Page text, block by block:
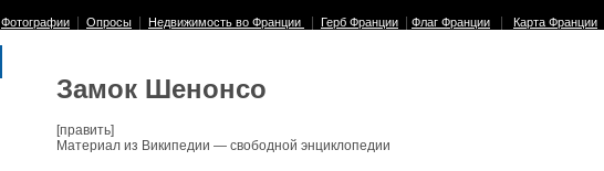
Фотографии Опросы Недвижимость во Франции Герб Франции Флаг Франции Карта Франции
Замок Шенонсо
[править]
Материал из Википедии — свободной энциклопедии